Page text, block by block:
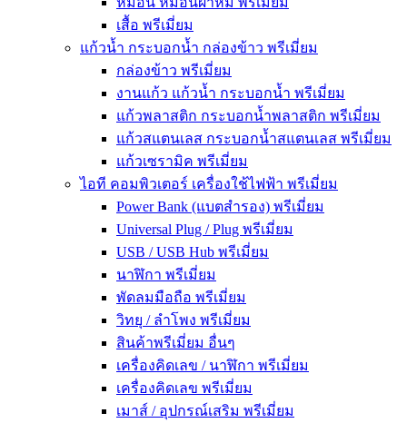
เสื้อ พรีเมี่ยม
แก้วน้ำ กระบอกน้ำ กล่องข้าว พรีเมี่ยม
กล่องข้าว พรีเมี่ยม
งานแก้ว แก้วน้ำ กระบอกน้ำ พรีเมี่ยม
แก้วพลาสติก กระบอกน้ำพลาสติก พรีเมี่ยม
แก้วสแตนเลส กระบอกน้ำสแตนเลส พรีเมี่ยม
แก้วเซรามิค พรีเมี่ยม
ไอที คอมพิวเตอร์ เครื่องใช้ไฟฟ้า พรีเมี่ยม
Power Bank (แบตสำรอง) พรีเมี่ยม
Universal Plug / Plug พรีเมี่ยม
USB / USB Hub พรีเมี่ยม
นาฬิกา พรีเมี่ยม
พัดลมมือถือ พรีเมี่ยม
วิทยุ / ลำโพง พรีเมี่ยม
สินค้าพรีเมี่ยม อื่นๆ
เครื่องคิดเลข / นาฬิกา พรีเมี่ยม
เครื่องคิดเลข พรีเมี่ยม
เมาส์ / อุปกรณ์เสริม พรีเมี่ยม